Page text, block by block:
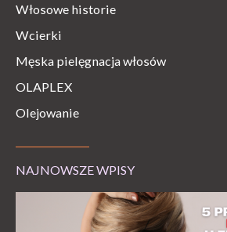
Włosowe historie
Wcierki
Męska pielęgnacja włosów
OLAPLEX
Olejowanie
NAJNOWSZE WPISY